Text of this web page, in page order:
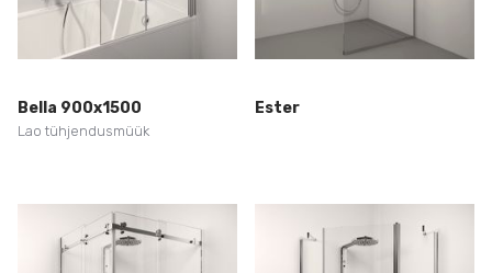
Bella 900x1500
Lao tühjendusmüük
Ester